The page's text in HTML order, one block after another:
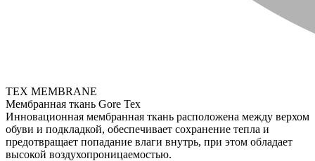
TEX MEMBRANE
Мембранная ткань Gore Tex
Инновационная мембранная ткань расположена между верхом
обуви и подкладкой, обеспечивает сохранение тепла и
предотвращает попадание влаги внутрь, при этом обладает
высокой воздухопроницаемостью.